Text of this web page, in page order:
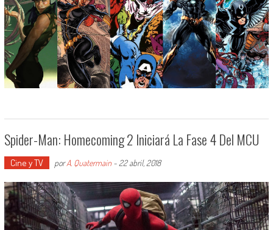
Spider-Man: Homecoming 2 Iniciará La Fase 4 Del MCU
Cine y TV porA. Quatermain- 22 abril, 2018